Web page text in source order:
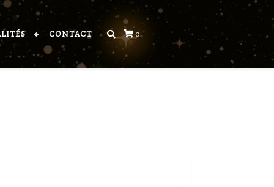
0
CONTACT